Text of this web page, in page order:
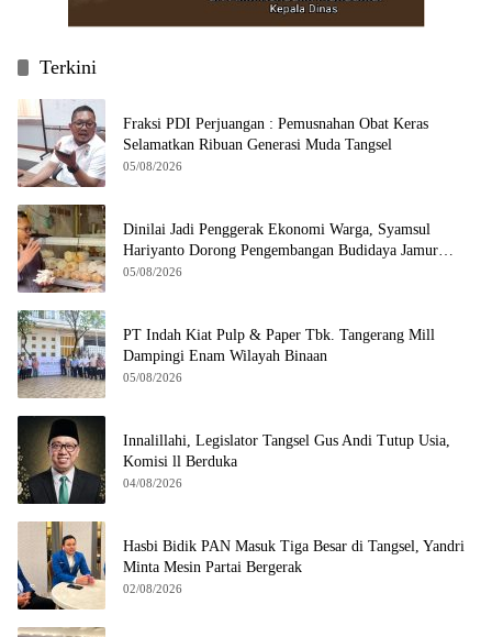
Terkini
Fraksi PDI Perjuangan : Pemusnahan Obat Keras
Selamatkan Ribuan Generasi Muda Tangsel
05/08/2026
Dinilai Jadi Penggerak Ekonomi Warga, Syamsul
Hariyanto Dorong Pengembangan Budidaya Jamur
Crispy di Serpong
05/08/2026
PT Indah Kiat Pulp & Paper Tbk. Tangerang Mill
Dampingi Enam Wilayah Binaan
05/08/2026
Innalillahi, Legislator Tangsel Gus Andi Tutup Usia,
Komisi ll Berduka
04/08/2026
Hasbi Bidik PAN Masuk Tiga Besar di Tangsel, Yandri
Minta Mesin Partai Bergerak
02/08/2026